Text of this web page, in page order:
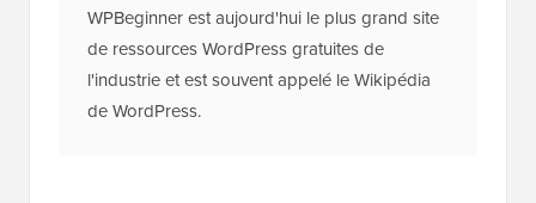
WPBeginner est aujourd'hui le plus grand site
de ressources WordPress gratuites de
l'industrie et est souvent appelé le Wikipédia
de WordPress.